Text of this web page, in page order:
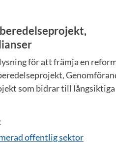
för att främja en
som bidrar till långsiktiga
offentlig sektor